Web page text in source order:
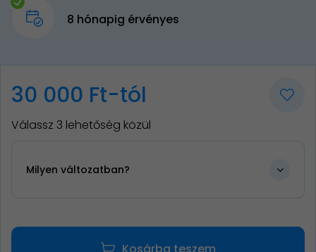
8 hónapig érvényes
30 000 Ft-tól
Válassz 3 lehetőség közül
Milyen változatban?